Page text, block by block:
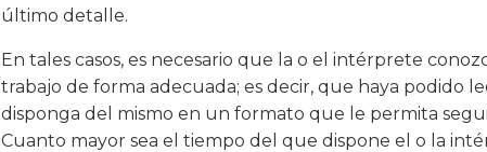
último detalle.
En tales casos, es necesario que la o el intérprete
trabajo de forma adecuada; es decir, que haya podido
disponga del mismo en un formato que le permita
Cuanto mayor sea el tiempo del que dispone el o la